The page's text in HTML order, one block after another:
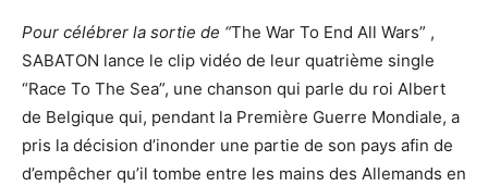
Pour célébrer la sortie de “The War To End All Wars” ,
SABATON lance le clip vidéo de leur quatrième single
“Race To The Sea”, une chanson qui parle du roi Albert
de Belgique qui, pendant la Première Guerre Mondiale, a
pris la décision d’inonder une partie de son pays afin de
d’empêcher qu’il tombe entre les mains des Allemands en